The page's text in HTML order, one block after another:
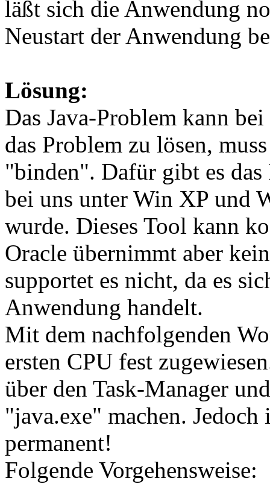
läßt sich die Anwendung
Neustart der Anwendung
Lösung:
Das Java-Problem kann
das Problem zu lösen,
"binden". Dafür gibt es
bei uns unter Win XP und
wurde. Dieses Tool kann
Oracle übernimmt aber
supportet es nicht, da es
Anwendung handelt.
Mit dem nachfolgenden
ersten CPU fest
über den Task-Manager
"java.exe" machen.
permanent!
Folgende Vorgehensweise: